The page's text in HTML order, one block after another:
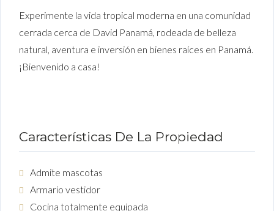
Experimente la vida tropical moderna en una comunidad
cerrada cerca de David Panamá, rodeada de belleza
natural, aventura e inversión en bienes raíces en Panamá.
¡Bienvenido a casa!
Características De La Propiedad
Admite mascotas
Armario vestidor
Cocina totalmente equipada